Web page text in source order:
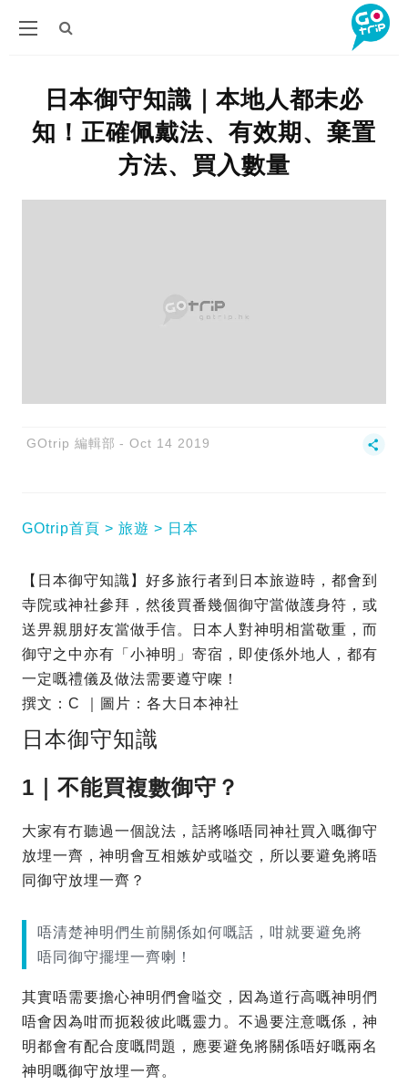
日本御守知識｜本地人都未必
知！正確佩戴法、有效期、棄置
方法、買入數量
GOtrip 編輯部 Oct 14 2019
GOtrip首頁 旅遊 日本
【日本御守知識】好多旅行者到日本旅遊時，都會到
寺院或神社參拜，然後買番幾個御守當做護身符，或
送畀親朋好友當做手信。日本人對神明相當敬重，而
御守之中亦有「小神明」寄宿，即使係外地人，都有
一定嘅禮儀及做法需要遵守㗎！
撰文：C ｜圖片：各大日本神社
日本御守知識
1｜不能買複數御守？
大家有冇聽過一個說法，話將喺唔同神社買入嘅御守
放埋一齊，神明會互相嫉妒或嗌交，所以要避免將唔
同御守放埋一齊？
唔清楚神明們生前關係如何嘅話，咁就要避免將
唔同御守擺埋一齊喇！
其實唔需要擔心神明們會嗌交，因為道行高嘅神明們
唔會因為咁而扼殺彼此嘅靈力。不過要注意嘅係，神
明都會有配合度嘅問題，應要避免將關係唔好嘅兩名
神明嘅御守放埋一齊。